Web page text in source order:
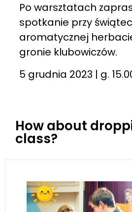
Po warsztatach
spotkanie przy
aromatycznej
gronie klubowiczów.
5 grudnia 2023 | g.
How about
class?